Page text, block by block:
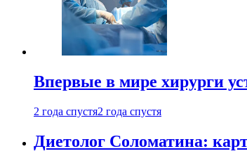
Впервые в мире хирурги
2 года спустя2 года спустя
Диетолог Соломатина: